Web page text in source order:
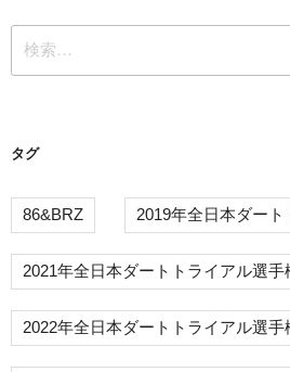
シ
ョ
索:
タグ
86&BRZ 2019年全日本ダー
2021年全日本ダートトライアル選手
2022年全日本ダートトライアル選手